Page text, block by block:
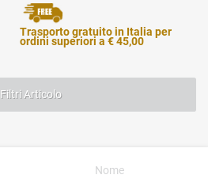
Trasporto gratuito in Italia per
ordini superiori a € 45,00
Filtri Articolo